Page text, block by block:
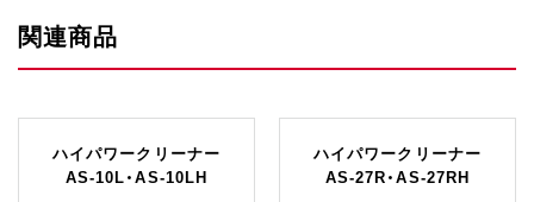
関連商品
ハイパワークリーナー
AS-10L・AS-10LH
ハイパワークリーナー
AS-27R・AS-27RH